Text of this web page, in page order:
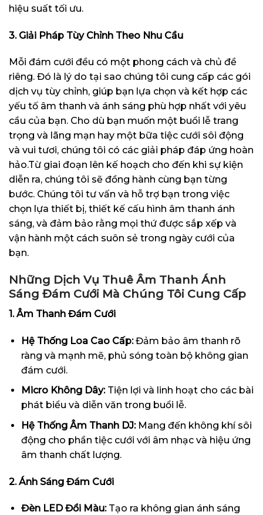
hiệu suất tối ưu.
3. Giải Pháp Tùy Chỉnh Theo Nhu Cầu
Mỗi đám cưới đều có một phong cách và chủ đề
riêng. Đó là lý do tại sao chúng tôi cung cấp các gói
dịch vụ tùy chỉnh, giúp bạn lựa chọn và kết hợp các
yếu tố âm thanh và ánh sáng phù hợp nhất với yêu
cầu của bạn. Cho dù bạn muốn một buổi lễ trang
trọng và lãng mạn hay một bữa tiệc cưới sôi động
và vui tươi, chúng tôi có các giải pháp đáp ứng hoàn
hảo.Từ giai đoạn lên kế hoạch cho đến khi sự kiện
diễn ra, chúng tôi sẽ đồng hành cùng bạn từng
bước. Chúng tôi tư vấn và hỗ trợ bạn trong việc
chọn lựa thiết bị, thiết kế cấu hình âm thanh ánh
sáng, và đảm bảo rằng mọi thứ được sắp xếp và
vận hành một cách suôn sẻ trong ngày cưới của
bạn.
Những Dịch Vụ Thuê Âm Thanh Ánh
Sáng Đám Cưới Mà Chúng Tôi Cung Cấp
1. Âm Thanh Đám Cưới
Hệ Thống Loa Cao Cấp:Đảm bảo âm thanh rõ
ràng và mạnh mẽ, phủ sóng toàn bộ không gian
đám cưới.
Micro Không Dây:Tiện lợi và linh hoạt cho các bài
phát biểu và diễn văn trong buổi lễ.
Hệ Thống Âm Thanh DJ:Mang đến không khí sôi
động cho phần tiệc cưới với âm nhạc và hiệu ứng
âm thanh chất lượng.
2. Ánh Sáng Đám Cưới
Đèn LED Đổi Màu:Tạo ra không gian ánh sáng